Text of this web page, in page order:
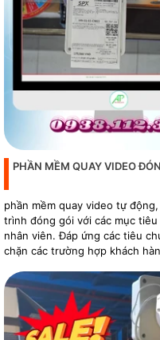
PHẦN MỀM QUAY VIDEO
phần mềm quay video tự
trình đóng gói với các mục
nhân viên. Đáp ứng các tiêu
chặn các trường hợp khách